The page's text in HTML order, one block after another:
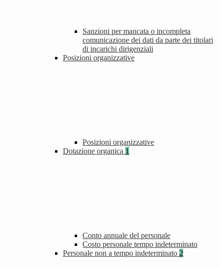
Sanzioni per mancata o incompleta
comunicazione dei dati da parte dei titolari
di incarichi dirigenziali
Posizioni organizzative
Posizioni organizzative
Dotazione organica 1
Conto annuale del personale
Costo personale tempo indeterminato
Personale non a tempo indeterminato 2